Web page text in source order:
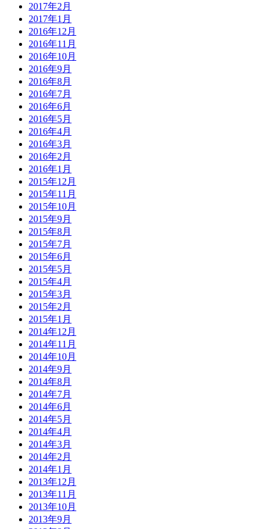
2017年2月
2017年1月
2016年12月
2016年11月
2016年10月
2016年9月
2016年8月
2016年7月
2016年6月
2016年5月
2016年4月
2016年3月
2016年2月
2016年1月
2015年12月
2015年11月
2015年10月
2015年9月
2015年8月
2015年7月
2015年6月
2015年5月
2015年4月
2015年3月
2015年2月
2015年1月
2014年12月
2014年11月
2014年10月
2014年9月
2014年8月
2014年7月
2014年6月
2014年5月
2014年4月
2014年3月
2014年2月
2014年1月
2013年12月
2013年11月
2013年10月
2013年9月